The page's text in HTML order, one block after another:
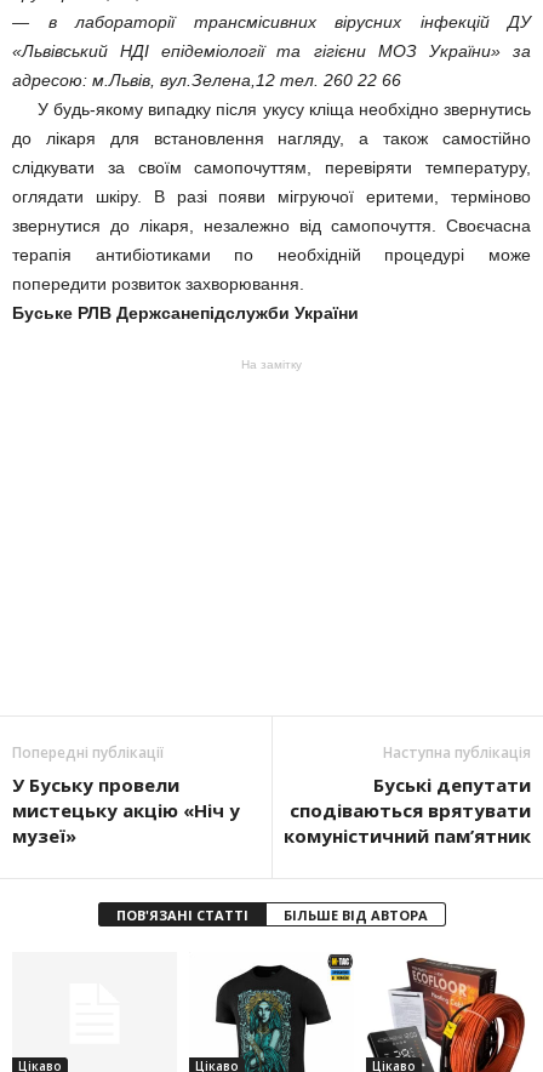
— в лабораторії трансмісивних вірусних інфекцій ДУ
«Львівський НДІ епідеміології та гігієни МОЗ України» за
адресою: м.Львів, вул.Зелена,12 тел. 260 22 66
У будь-якому випадку після укусу кліща необхідно звернутись
до лікаря для встановлення нагляду, а також самостійно
слідкувати за своїм самопочуттям, перевіряти температуру,
оглядати шкіру. В разі появи мігруючої еритеми, терміново
звернутися до лікаря, незалежно від самопочуття. Своєчасна
терапія антибіотиками по необхідній процедурі може
попередити розвиток захворювання.
Буське РЛВ Держсанепідслужби України
На замітку
Попередні публікації
У Буську провели
мистецьку акцію «Ніч у
музеї»
Наступна публікація
Буські депутати
сподіваються врятувати
комуністичний пам’ятник
ПОВ'ЯЗАНІ СТАТТІ БІЛЬШЕ ВІД АВТОРА
Цікаво Цікаво Цікаво